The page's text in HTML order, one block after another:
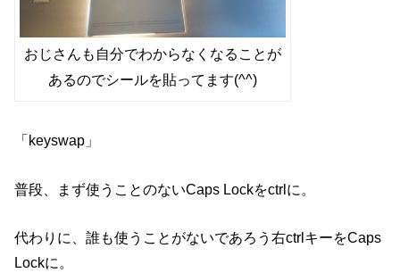
おじさんも自分でわからなくなることが
あるのでシールを貼ってます(^^)
「keyswap」
普段、まず使うことのないCaps Lockをctrlに。
代わりに、誰も使うことがないであろう右ctrlキーをCaps
Lockに。